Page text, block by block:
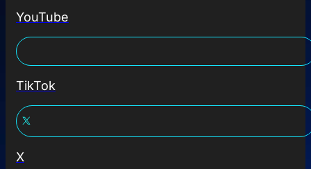
YouTube
TikTok
X